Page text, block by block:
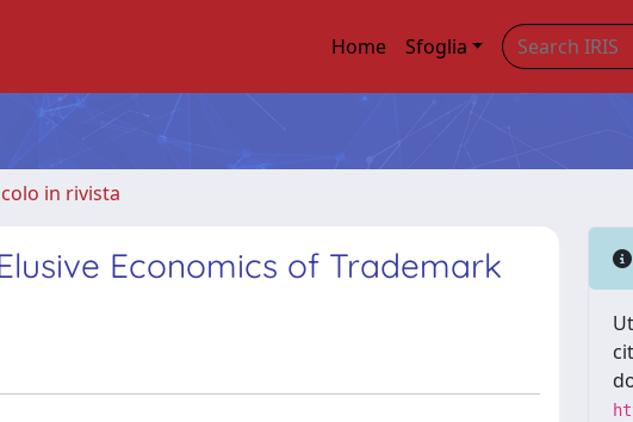
Home Sfoglia
in rivista
Economics of Trademark